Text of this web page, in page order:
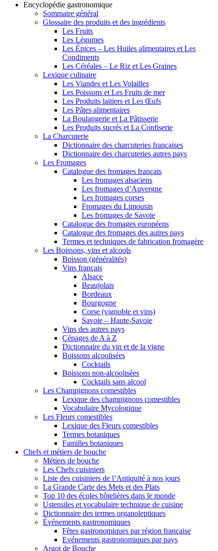
Encyclopédie gastronomique
Sommaire général
Glossaire des produits et des ingrédients
Les Fruits
Les Légumes
Les Épices – Les Huiles alimentaires et Les
Condiments
Les Céréales – Le Riz et Les Graines
Lexique culinaire
Les Viandes et Les Volailles
Les Poissons et Les Fruits de mer
Les Produits laitiers et Les Œufs
Les Pâtes alimentaires
La Boulangerie et La Pâtisserie
Les Produits sucrés et La Confiserie
La Charcuterie
Dictionnaire des charcuteries françaises
Dictionnaire des charcuteries autres pays
Les Fromages
Catalogue des fromages français
Les fromages alsaciens
Les fromages d’Auvergne
Les fromages corses
Fromages du Limousin
Les fromages de Savoie
Catalogue des fromages européens
Catalogue des fromages des autres pays
Termes et techniques de fabrication fromagère
Les Boissons, vins et alcools
Boisson (généralités)
Vins français
Alsace
Beaujolais
Bordeaux
Bourgogne
Corse (vignoble et vins)
Savoie – Haute-Savoie
Vins des autres pays
Cépages de A à Z
Dictionnaire du vin et de la vigne
Boissons alcoolisées
Cocktails
Boissons non-alcoolisées
Cocktails sans alcool
Les Champignons comestibles
Lexique des champignons comestibles
Vocabulaire Mycologique
Les Fleurs comestibles
Lexique des Fleurs comestibles
Termes botaniques
Familles botaniques
Chefs et métiers de bouche
Métiers de bouche
Les Chefs cuisiniers
Liste des cuisiniers de l’Antiquité à nos jours
La Grande Carte des Mets et des Plats
Top 10 des écoles hôtelières dans le monde
Ustensiles et vocabulaire technique de cuisine
Dictionnaire des termes organoleptiques
Événements gastronomiques
Fêtes gastronomiques par région française
Evénements gastronomiques par pays
Argot de Bouche